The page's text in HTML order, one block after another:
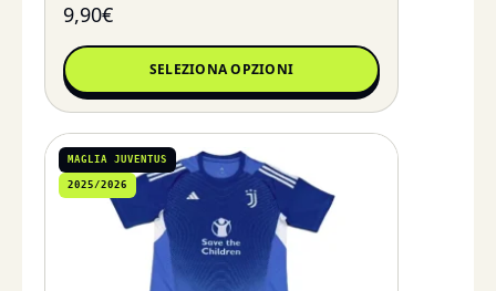
9,90€
SELEZIONA OPZIONI
MAGLIA JUVENTUS
2025/2026